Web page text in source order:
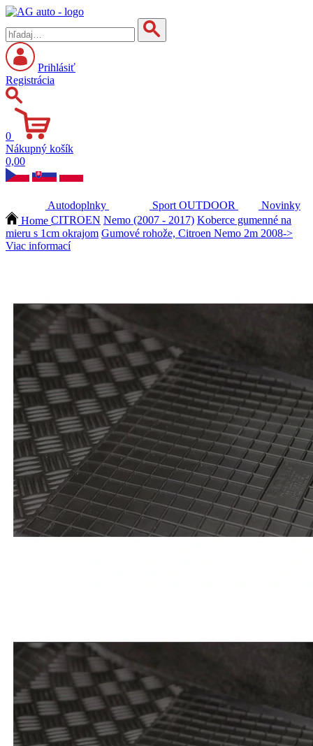
Prihlásiť
Registrácia
0
Nákupný košík
0,00
Autodoplnky Sport OUTDOOR
Novinky
Home CITROEN Nemo (2007 - 2017) Koberce gumenné na
mieru s 1cm okrajom Gumové rohože, Citroen Nemo 2m 2008->
Viac informací